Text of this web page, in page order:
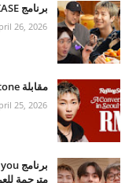
برنامج EPIKASE مع نامجون وشوقا مترجمة للعربية
26, 2026
مقابلة Rolling Stone مع نامجون مترجمة للعربية
25, 2026
مترجمة